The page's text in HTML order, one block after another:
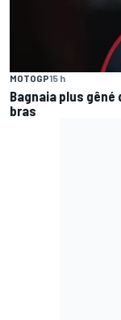
MOTOGP15 h
Bagnaia plus
bras